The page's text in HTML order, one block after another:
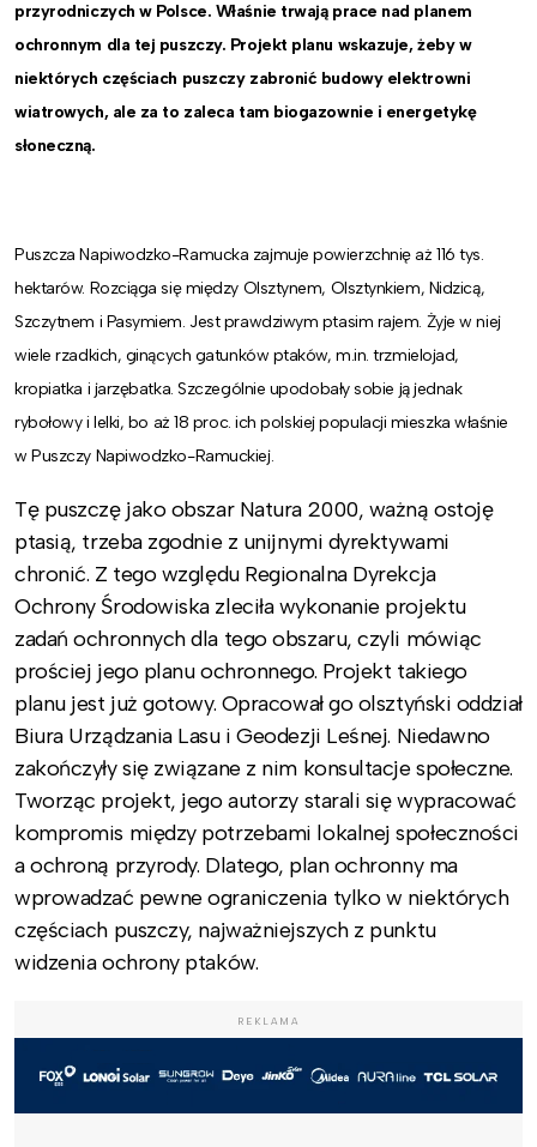
przyrodniczych w Polsce. Właśnie trwają prace nad planem
ochronnym dla tej puszczy. Projekt planu wskazuje, żeby w
niektórych częściach puszczy zabronić budowy elektrowni
wiatrowych, ale za to zaleca tam biogazownie i energetykę
słoneczną.
Puszcza Napiwodzko-Ramucka zajmuje powierzchnię aż 116 tys.
hektarów. Rozciąga się między Olsztynem, Olsztynkiem, Nidzicą,
Szczytnem i Pasymiem. Jest prawdziwym ptasim rajem. Żyje w niej
wiele rzadkich, ginących gatunków ptaków, m.in. trzmielojad,
kropiatka i jarzębatka. Szczególnie upodobały sobie ją jednak
rybołowy i lelki, bo aż 18 proc. ich polskiej populacji mieszka właśnie
w Puszczy Napiwodzko-Ramuckiej.
Tę puszczę jako obszar Natura 2000, ważną ostoję
ptasią, trzeba zgodnie z unijnymi dyrektywami
chronić. Z tego względu Regionalna Dyrekcja
Ochrony Środowiska zleciła wykonanie projektu
zadań ochronnych dla tego obszaru, czyli mówiąc
prościej jego planu ochronnego. Projekt takiego
planu jest już gotowy. Opracował go olsztyński oddział
Biura Urządzania Lasu i Geodezji Leśnej. Niedawno
zakończyły się związane z nim konsultacje społeczne.
Tworząc projekt, jego autorzy starali się wypracować
kompromis między potrzebami lokalnej społeczności
a ochroną przyrody. Dlatego, plan ochronny ma
wprowadzać pewne ograniczenia tylko w niektórych
częściach puszczy, najważniejszych z punktu
widzenia ochrony ptaków.
REKLAMA